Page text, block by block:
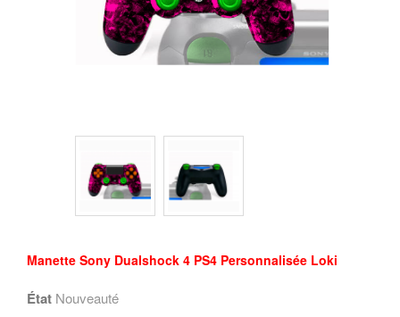
Manette Sony Dualshock 4 PS4 Personnalisée Loki
État Nouveauté